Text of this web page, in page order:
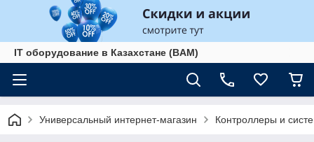
IT оборудование в Казахстане (BAM)
Универсальный интернет-магазин Контроллеры и